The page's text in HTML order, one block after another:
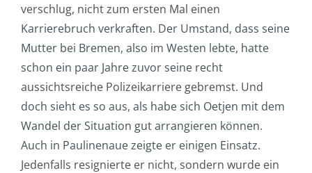
verschlug, nicht zum ersten Mal einen
Karrierebruch verkraften. Der Umstand, dass seine
Mutter bei Bremen, also im Westen lebte, hatte
schon ein paar Jahre zuvor seine recht
aussichtsreiche Polizeikarriere gebremst. Und
doch sieht es so aus, als habe sich Oetjen mit dem
Wandel der Situation gut arrangieren können.
Auch in Paulinenaue zeigte er einigen Einsatz.
Jedenfalls resignierte er nicht, sondern wurde ein